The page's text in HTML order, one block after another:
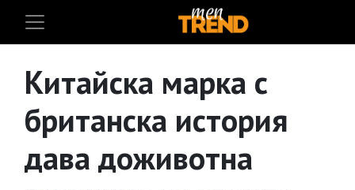
Китайска марка с
британска история
дава доживотна